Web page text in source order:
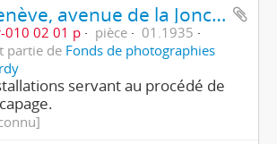
Genève, avenue de la Jonction : atelier de galvanoplastie de l'usine Gardy
010 02 01 p pièce
01.1935
partie de Fonds de photographies
servant au procédé de